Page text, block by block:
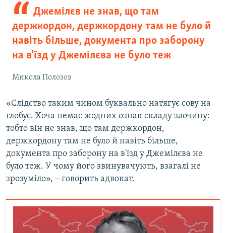
Джемілєв не знав, що там
держкордон, держкордону там не було й
навіть більше, документа про заборону
на в'їзд у Джемілєва не було теж
Микола Полозов
«Слідство таким чином буквально натягує сову на
глобус. Хоча немає жодних ознак складу злочину:
тобто він не знав, що там держкордон,
держкордону там не було й навіть більше,
документа про заборону на в'їзд у Джемілєва не
було теж. У чому його звинувачують, взагалі не
зрозуміло», ‒ говорить адвокат.